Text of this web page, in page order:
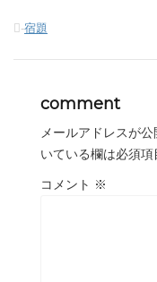
-宿題
comment
メールアドレスが
いている欄は必須項
コメント ※